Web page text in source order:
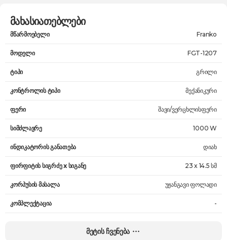
მახასიათებლები
მწარმოებელი Franko
მოდელი FGT-1207
ტიპი გრილი
კონტროლის ტიპი მექანიკური
ფერი შავი/ვერცხლისფერი
სიმძლავრე 1000 W
ინდიკატორის განათება დიახ
ფირფიტის სიგრძე x სიგანე 23 x 14.5 სმ
კორპუსის მასალა უჟანგავი ფოლადი
კომპლექტაცია -
მეტის ჩვენება